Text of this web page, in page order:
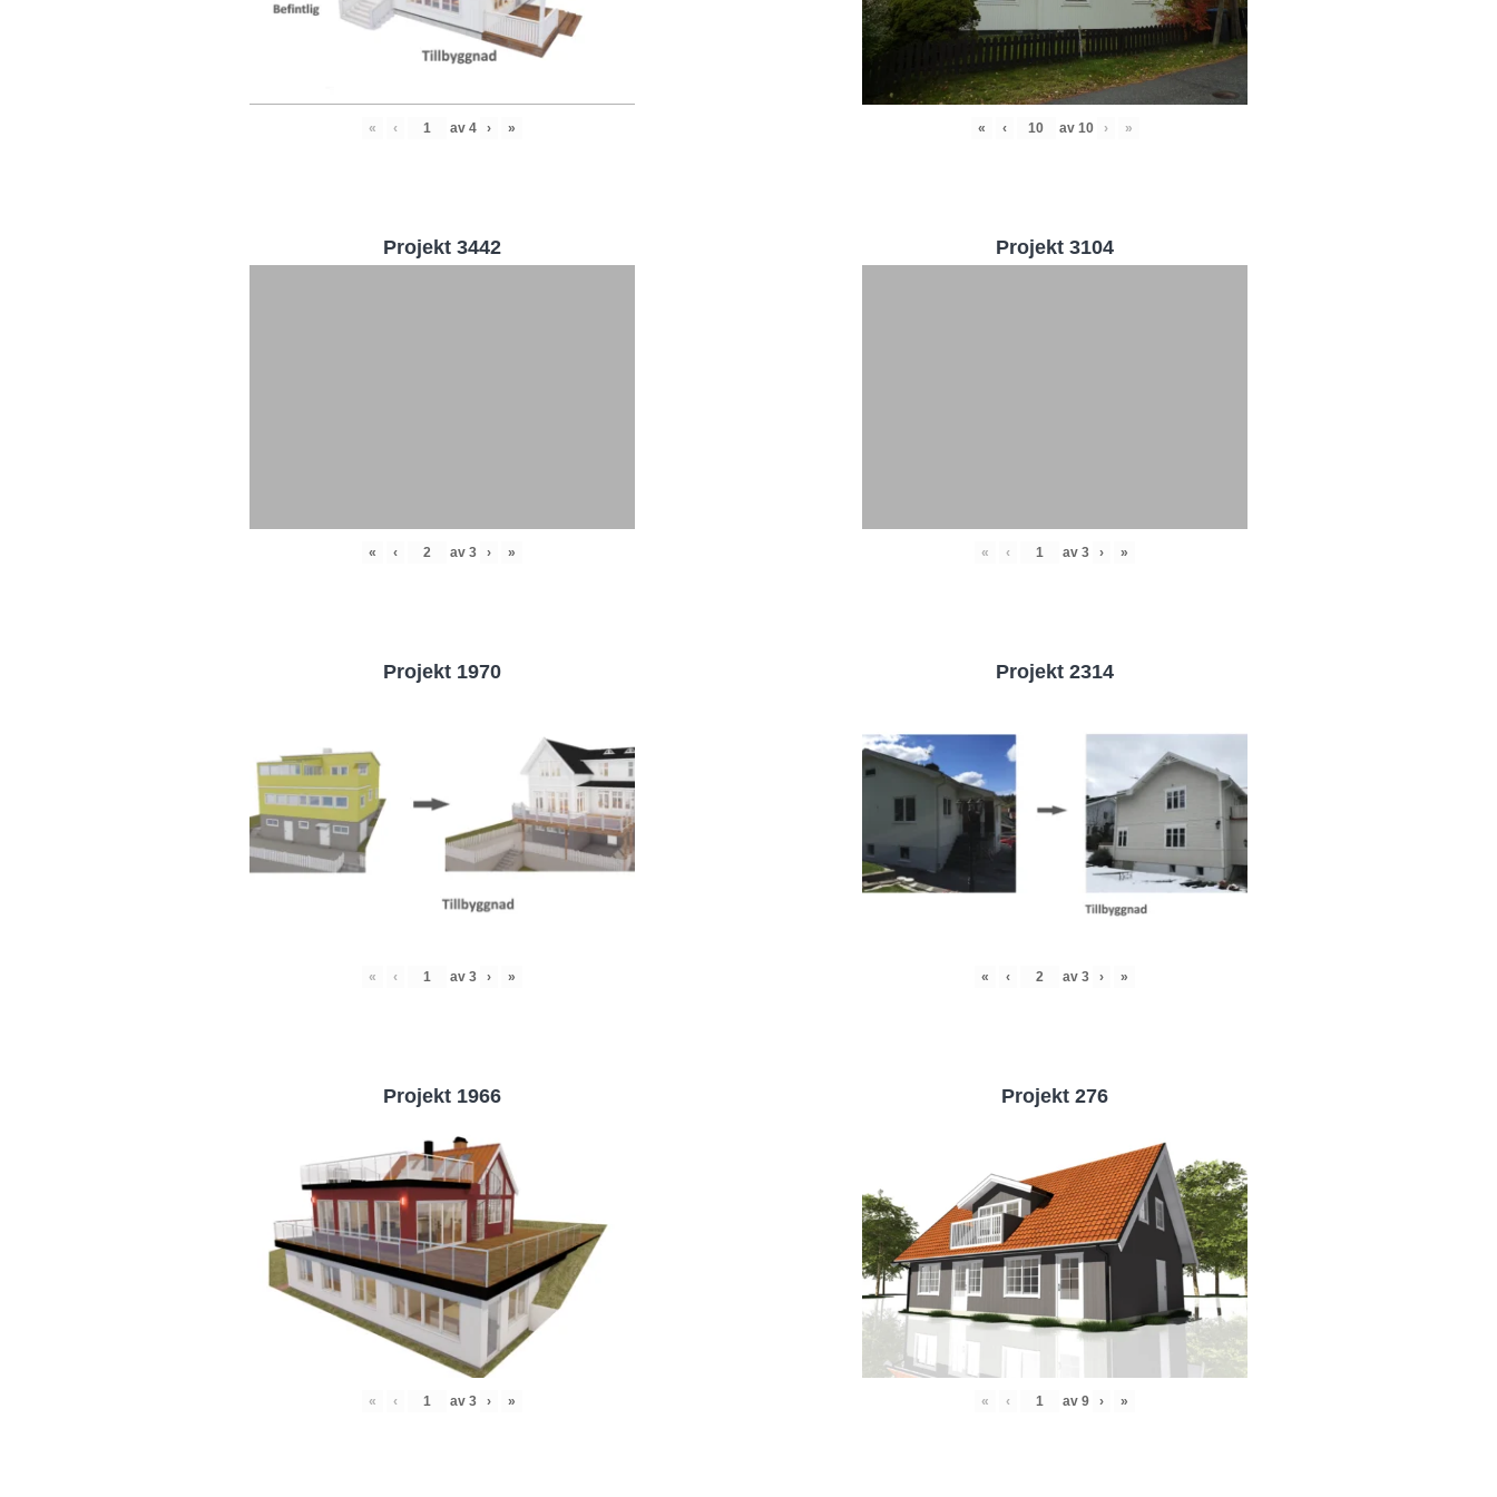
« ‹ av 4 › » « ‹ av 10 › »
Projekt 3442
« ‹ av 3 › »
Projekt 3104
« ‹ av 3 › »
Projekt 1970
« ‹ av 3 › »
Projekt 2314
« ‹ av 3 › »
Projekt 1966
« ‹ av 3 › »
Projekt 276
« ‹ av 9 › »